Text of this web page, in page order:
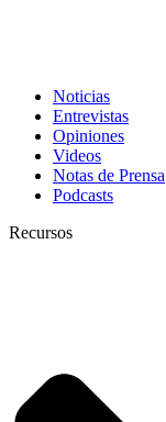
Noticias
Entrevistas
Opiniones
Videos
Notas de Prensa
Podcasts
Recursos